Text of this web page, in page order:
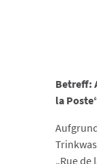
Betreff:
la
„Rue de